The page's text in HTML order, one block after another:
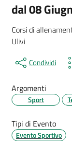
dal 08
Corsi di
Ulivi
Condividi
Argomenti
Sport
Tipi di Evento
Evento Sportivo